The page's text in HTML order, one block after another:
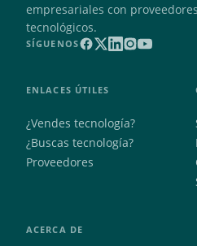
empresariales con proveedores
tecnológicos.
SÍGUENOS
ENLACES ÚTILES
¿Vendes tecnología?
¿Buscas tecnología?
Proveedores
ACERCA DE